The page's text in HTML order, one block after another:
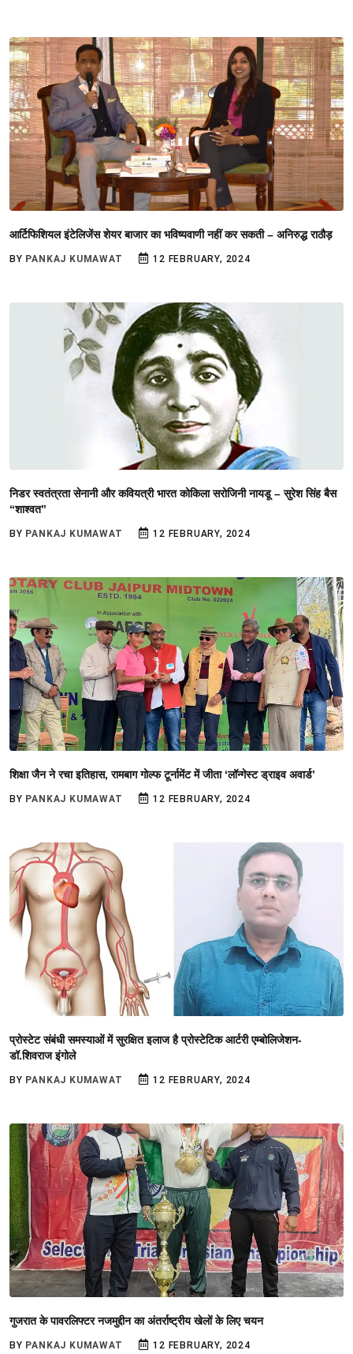
आर्टिफिशियल इंटेलिजेंस शेयर बाजार का भविष्यवाणी नहीं कर सकती – अनिरुद्ध राठौड़
BY PANKAJ KUMAWAT 12 FEBRUARY, 2024
निडर स्वतंत्रता सेनानी और कवियत्री भारत कोकिला सरोजिनी नायडू – सुरेश सिंह बैस
“शाश्वत”
BY PANKAJ KUMAWAT 12 FEBRUARY, 2024
शिक्षा जैन ने रचा इतिहास, रामबाग गोल्फ टूर्नामेंट में जीता ‘लॉन्गेस्ट ड्राइव अवार्ड’
BY PANKAJ KUMAWAT 12 FEBRUARY, 2024
प्रोस्टेट संबंधी समस्याओं में सुरक्षित इलाज है प्रोस्टेटिक आर्टरी एम्बोलिजेशन-
डॉ.शिवराज इंगोले
BY PANKAJ KUMAWAT 12 FEBRUARY, 2024
गुजरात के पावरलिफ्टर नजमुद्दीन का अंतर्राष्ट्रीय खेलों के लिए चयन
BY PANKAJ KUMAWAT 12 FEBRUARY, 2024